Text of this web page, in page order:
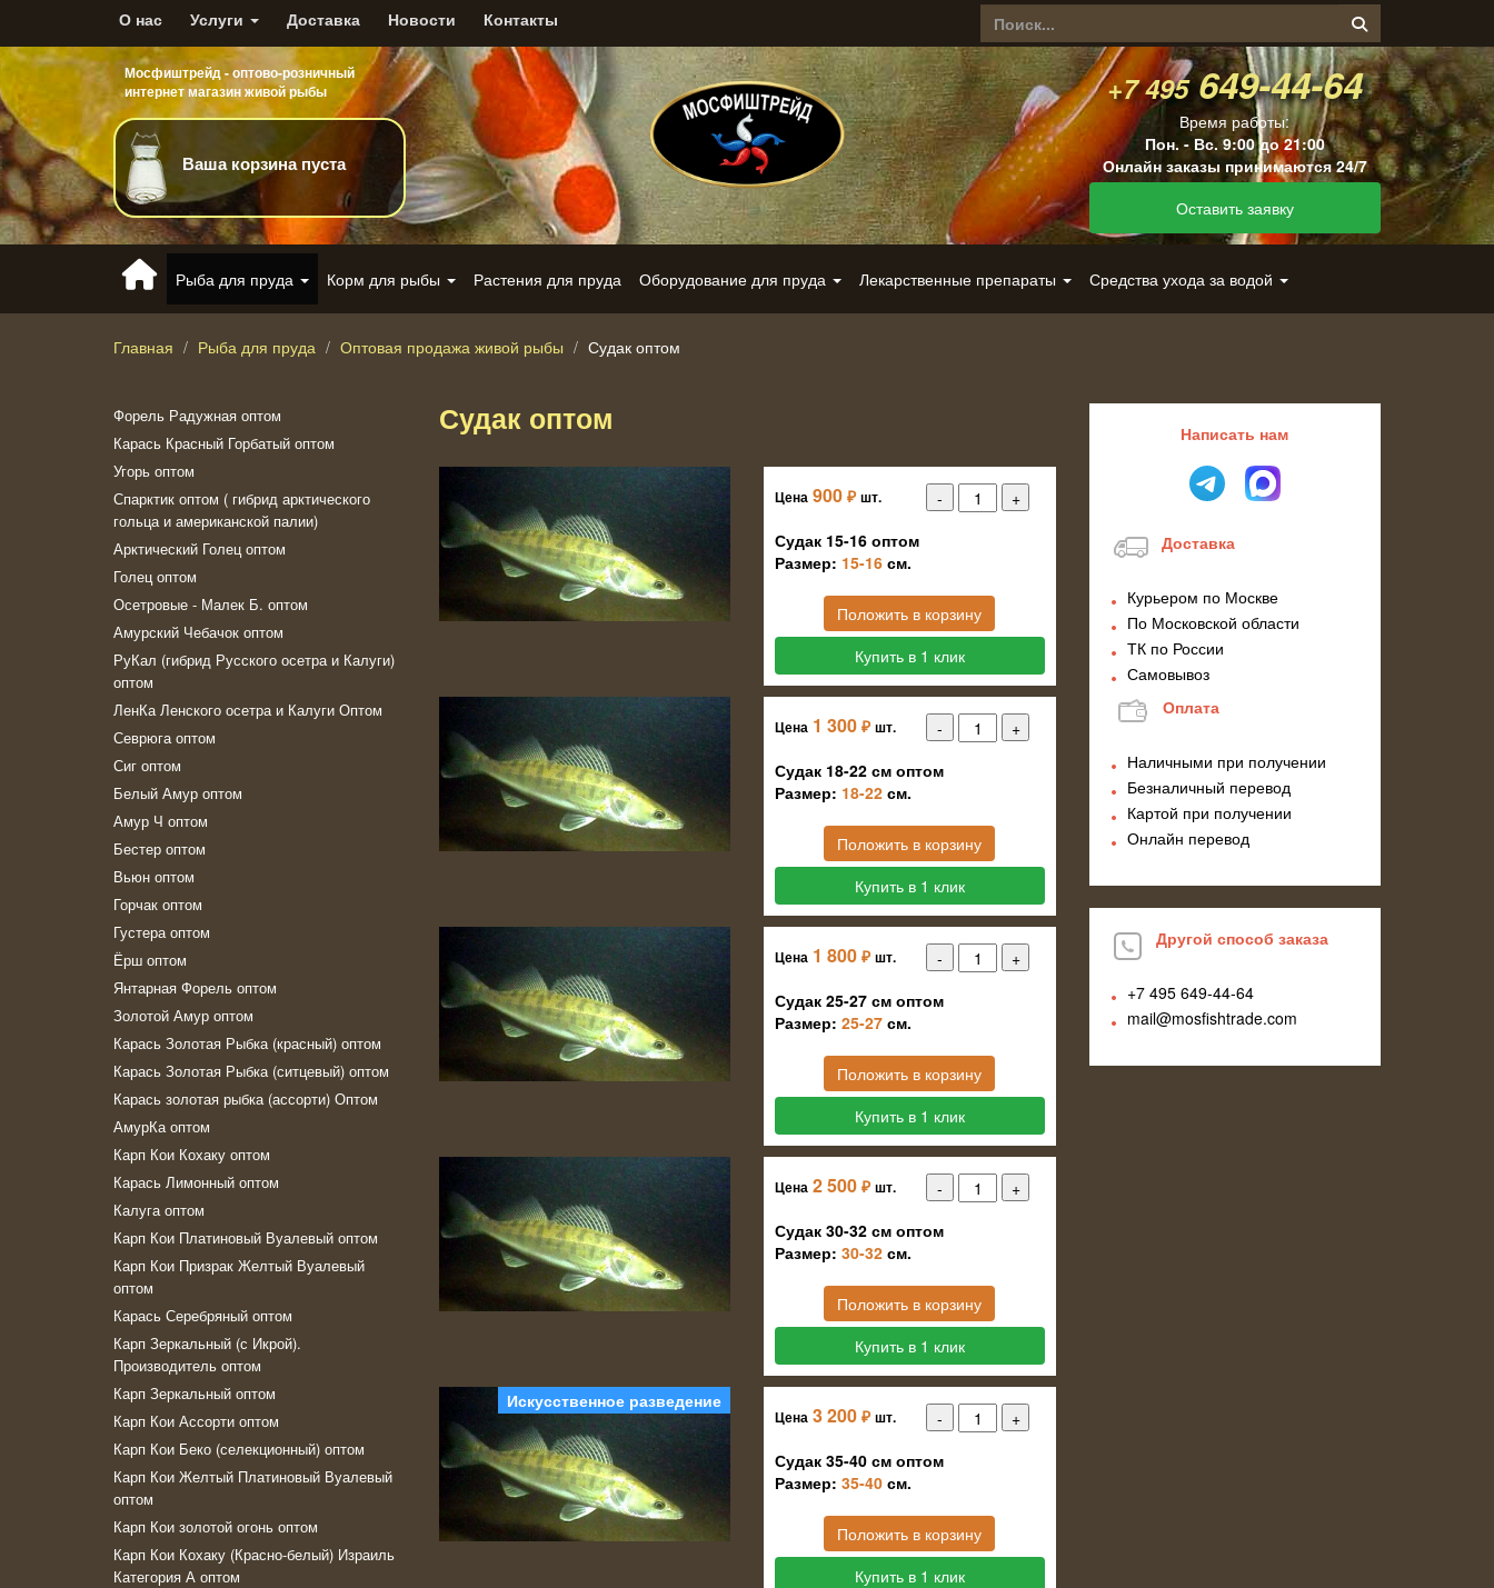
О нас Услуги Доставка Новости Контакты
Мосфиштрейд - оптово-розничный
интернет магазин живой рыбы
Ваша корзина пуста
+7 495649-44-64
Время работы:
Пон. - Вс. 9:00 до 21:00
Онлайн заказы принимаются 24/7
Оставить заявку
Рыба для пруда Корм для рыбы Растения для пруда Оборудование для пруда Лекарственные препараты Средства ухода за водой
Главная Рыба для пруда Оптовая продажа живой рыбы Судак оптом
Форель Радужная оптом
Карась Красный Горбатый оптом
Угорь оптом
Спарктик оптом ( гибрид арктического
гольца и американской палии)
Арктический Голец оптом
Голец оптом
Осетровые - Малек Б. оптом
Амурский Чебачок оптом
РуКал (гибрид Русского осетра и Калуги)
оптом
ЛенКа Ленского осетра и Калуги Оптом
Севрюга оптом
Сиг оптом
Белый Амур оптом
Амур Ч оптом
Бестер оптом
Вьюн оптом
Горчак оптом
Густера оптом
Ёрш оптом
Янтарная Форель оптом
Золотой Амур оптом
Карась Золотая Рыбка (красный) оптом
Карась Золотая Рыбка (ситцевый) оптом
Карась золотая рыбка (ассорти) Оптом
АмурКа оптом
Карп Кои Кохаку оптом
Карась Лимонный оптом
Калуга оптом
Карп Кои Платиновый Вуалевый оптом
Карп Кои Призрак Желтый Вуалевый
оптом
Карась Серебряный оптом
Карп Зеркальный (с Икрой).
Производитель оптом
Карп Зеркальный оптом
Карп Кои Ассорти оптом
Карп Кои Беко (селекционный) оптом
Карп Кои Желтый Платиновый Вуалевый
оптом
Карп Кои золотой огонь оптом
Карп Кои Кохаку (Красно-белый) Израиль
Категория А оптом
Судак оптом
Цена 900 ₽ шт.
Судак 15-16 оптом
Размер: 15-16 см.
Положить в корзину
Купить в 1 клик
Цена 1 300 ₽ шт.
Судак 18-22 см оптом
Размер: 18-22 см.
Положить в корзину
Купить в 1 клик
Цена 1 800 ₽ шт.
Судак 25-27 см оптом
Размер: 25-27 см.
Положить в корзину
Купить в 1 клик
Цена 2 500 ₽ шт.
Судак 30-32 см оптом
Размер: 30-32 см.
Положить в корзину
Купить в 1 клик
Искусственное разведение
Цена 3 200 ₽ шт.
Судак 35-40 см оптом
Размер: 35-40 см.
Положить в корзину
Купить в 1 клик
Написать нам
Доставка
Курьером по Москве
По Московской области
ТК по России
Самовывоз
Оплата
Наличными при получении
Безналичный перевод
Картой при получении
Онлайн перевод
Другой способ заказа
+7 495649-44-64
mail@mosfishtrade.com